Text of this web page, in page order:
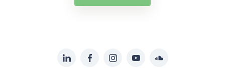
LinkedInFacebookInstagramYouTubeSoundcloud